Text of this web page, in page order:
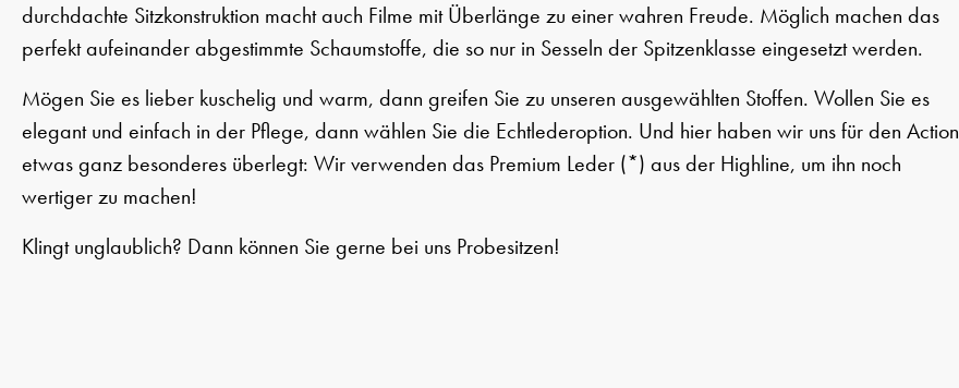
durchdachte Sitzkonstruktion macht auch Filme mit Überlänge zu einer wahren Freude. Möglich machen das
perfekt aufeinander abgestimmte Schaumstoffe, die so nur in Sesseln der Spitzenklasse eingesetzt werden.
Mögen Sie es lieber kuschelig und warm, dann greifen Sie zu unseren ausgewählten Stoffen. Wollen Sie es
elegant und einfach in der Pflege, dann wählen Sie die Echtlederoption. Und hier haben wir uns für den Action
etwas ganz besonderes überlegt: Wir verwenden das Premium Leder (*) aus der Highline, um ihn noch
wertiger zu machen!
Klingt unglaublich? Dann können Sie gerne bei uns Probesitzen!